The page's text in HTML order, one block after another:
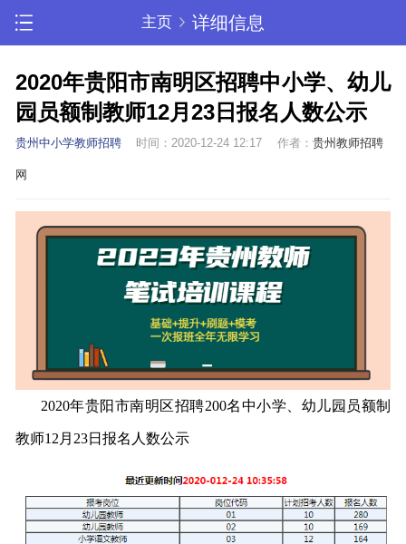
主页 详细信息
2020年贵阳市南明区招聘中小学、幼儿
园员额制教师12月23日报名人数公示
贵州中小学教师招聘 时间：2020-12-24 12:17 作者： 贵州教师招聘
网
2020年贵阳市南明区招聘200名中小学、幼儿园员额制
教师12月23日报名人数公示